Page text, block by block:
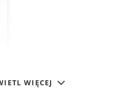
WIĘCEJ